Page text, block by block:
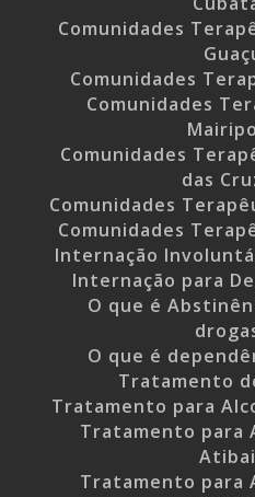
Comunidades
Comunidades
Comunidades
Comunidades
das
Comunidades
Comunidades
Internação
Internação para
O que é
O que é
Tratamento
Tratamento para
Tratamento para
Tratamento para